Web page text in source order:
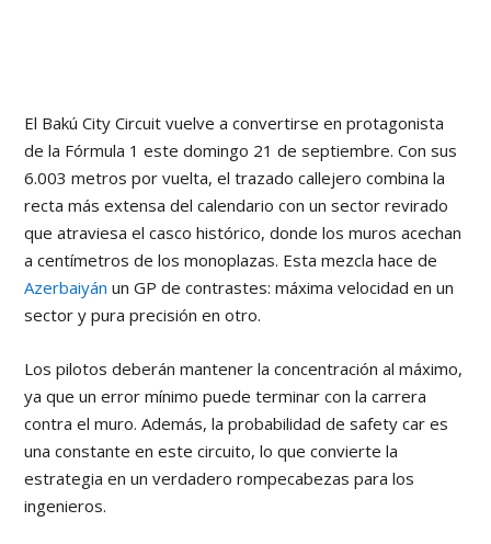
El Bakú City Circuit vuelve a convertirse en protagonista
de la Fórmula 1 este domingo 21 de septiembre. Con sus
6.003 metros por vuelta, el trazado callejero combina la
recta más extensa del calendario con un sector revirado
que atraviesa el casco histórico, donde los muros acechan
a centímetros de los monoplazas. Esta mezcla hace de
Azerbaiyán un GP de contrastes: máxima velocidad en un
sector y pura precisión en otro.
Los pilotos deberán mantener la concentración al máximo,
ya que un error mínimo puede terminar con la carrera
contra el muro. Además, la probabilidad de safety car es
una constante en este circuito, lo que convierte la
estrategia en un verdadero rompecabezas para los
ingenieros.